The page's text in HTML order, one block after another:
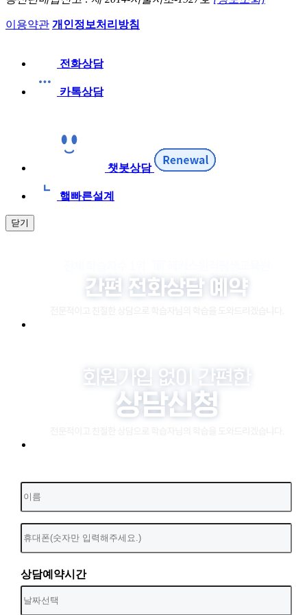
이용약관 개인정보처리방침
전화상담
카톡상담
챗봇상담
햌빠른설계
닫기
상담예약시간